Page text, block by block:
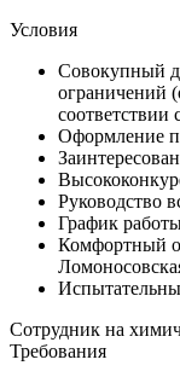
Условия
Совокупный
ограничений
Оформление
Руководство
График
Комфортный
Сотрудник на
Требования